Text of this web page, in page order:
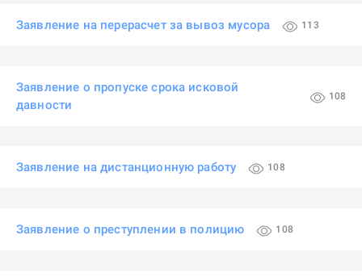
Заявление на перерасчет за вывоз мусора 113
Заявление о пропуске срока исковой
давности
108
Заявление на дистанционную работу 108
Заявление о преступлении в полицию 108